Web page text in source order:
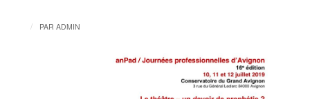
/ PAR ADMIN